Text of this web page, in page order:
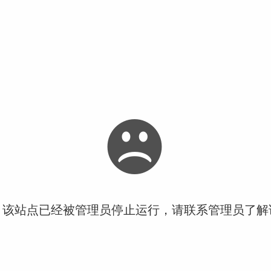
站点已经被管理员停止运行，请联系管理员了